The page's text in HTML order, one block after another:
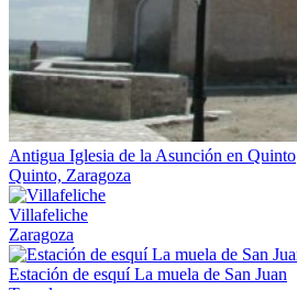
Antigua Iglesia de la Asunción en Quinto
Quinto, Zaragoza
Villafeliche
Zaragoza
Estación de esquí La muela de San Juan